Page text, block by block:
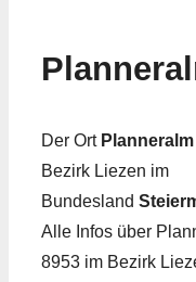
Der Ort Planneralm
Bezirk Liezen im
Bundesland
Alle Infos über
8953 im Bezirk